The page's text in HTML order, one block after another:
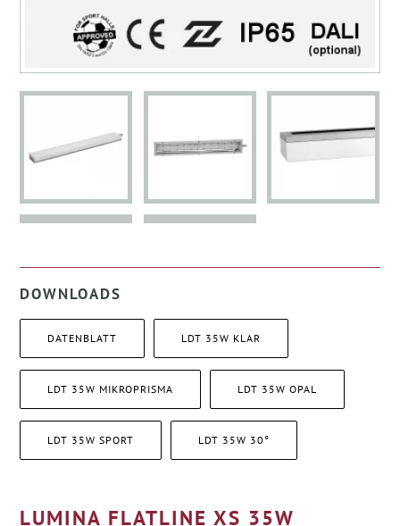
DOWNLOADS
DATENBLATT LDT 35W KLAR
LDT 35W MIKROPRISMA LDT 35W OPAL
LDT 35W SPORT LDT 35W 30°
LUMINA FLATLINE XS 35W